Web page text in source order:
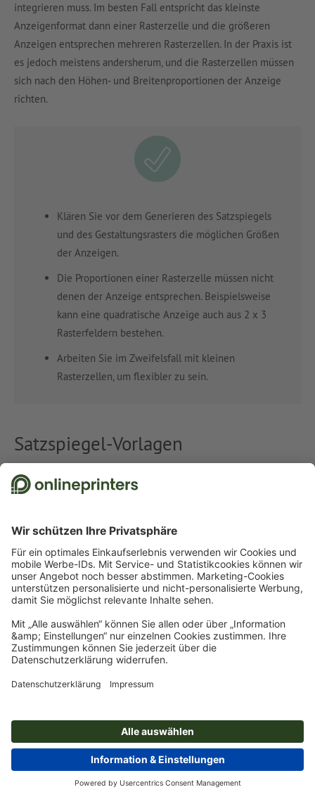
integrieren muss. Im besten Fall entspricht das kleinste
Anzeigenformat dann einer Rasterzelle und die größeren
Anzeigen entsprechen mehreren Rasterzellen. In der Praxis ist
es jedoch meistens andersherum, und die Rasterzellen müssen
sich nach den Höhen- und Breitenproportionen der Anzeige
richten.
Klären Sie vor dem Generieren des Satzspiegels
und des Gestaltungsrasters die möglichen Größen
der Anzeigen.
Die Proportionen einer Rasterzelle müssen nicht
denen der Anzeige entsprechen. Beispielsweise
kann eine quadratische Anzeige auch aus 2 x 3
Rasterfeldern bestehen.
Arbeiten Sie im Zweifelsfall mit kleinen
Rasterzellen, um flexibler zu sein.
Satzspiegel-Vorlagen
Da der Satzspiegel gerade für Einsteiger nicht immer leicht zu
erstellen ist, haben wir Ihnen einige Vorlagen in allen
hier kostenlos herunterladen. Die Eckdaten:
im Format DIN A4
im Format 200 x 280 mm
je nach Satzspiegelart auch in zwei Größen
Downloads
Satzspiegelvorlagen Goldener Schnitt:
Satzspiegelvorlage A4 herunterladen
Unsere Essentials: Immer die
Planen Sie voraus und setzen Sie auf unsere Essentials! Sie
erhalten Ihre Lieblingsprodukte in Top-Qualität zu den besten
Preisen
Jetzt entdecken